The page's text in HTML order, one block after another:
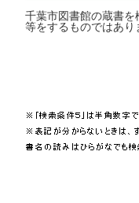
千葉市図書館
等をするものではあり